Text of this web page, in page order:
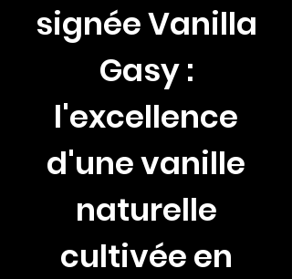
signée Vanilla
Gasy :
l'excellence
d'une vanille
naturelle
cultivée en